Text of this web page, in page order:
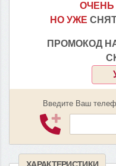
ОЧЕНЬ
НО УЖЕ
ПРОМОКОД
Введите Ваш